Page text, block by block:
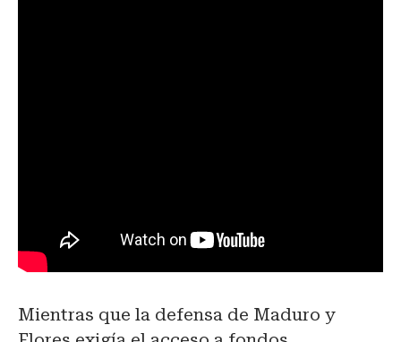
Mientras que la defensa de Maduro y